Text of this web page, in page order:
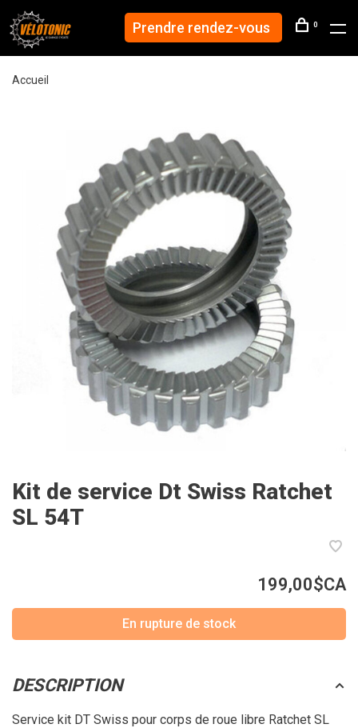
Prendre rendez-vous 0
Accueil
Kit de service Dt Swiss Ratchet
SL 54T
199,00$CA
En rupture de stock
DESCRIPTION
Service kit DT Swiss pour corps de roue libre Ratchet SL